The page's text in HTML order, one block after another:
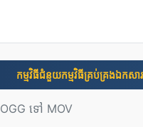
កម្មវិធី​ជំនួយ​កម្មវិធី​គ្រប់គ្រង​ឯកសារ
OGG ទៅ MOV